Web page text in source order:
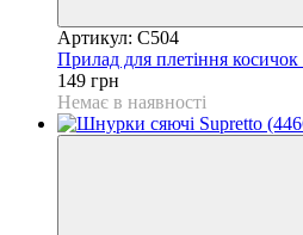
Артикул: C504
Прилад для плетіння
149 грн
Немає в наявності